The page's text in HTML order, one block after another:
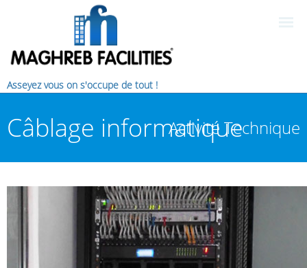
Asseyez vous on s'occupe de tout !
Câblage informatique
Activité Technique